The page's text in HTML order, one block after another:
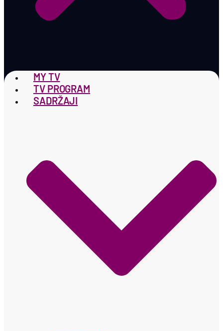
MY TV
TV PROGRAM
SADRŽAJI